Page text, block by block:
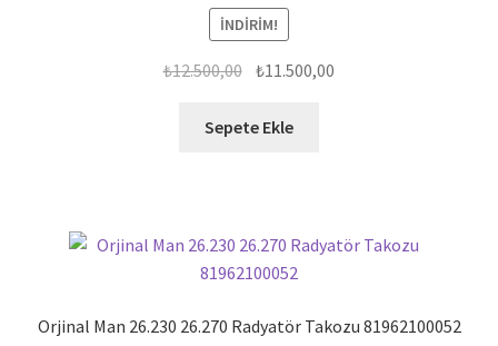
İNDIRIM!
₺12.500,00 Orijinal
₺12.500,00.
₺11.500,00
Sepete Ekle
Orjinal Man 26.230 26.270 Radyatör Takozu 81962100052